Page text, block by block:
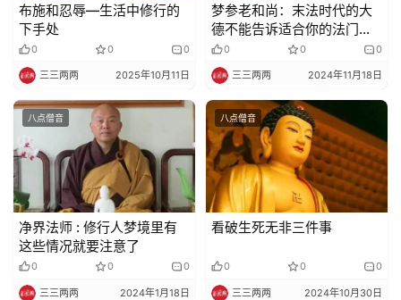
布施和忍辱—生活中修行的
下手处
0 0 0
三三两两 2025年10月11日
梦参老和尚：末法时代的大
德不能告诉适合你的法门，
你自己如何选择呢？
0 0 0
三三两两 2024年11月18日
八点僧音
净界法师 : 修行人梦境里有
这些情况就要注意了
0 0 0
三三两两 2024年1月18日
八点僧音
看破生死无非三件事
0 0 0
三三两两 2024年10月30日